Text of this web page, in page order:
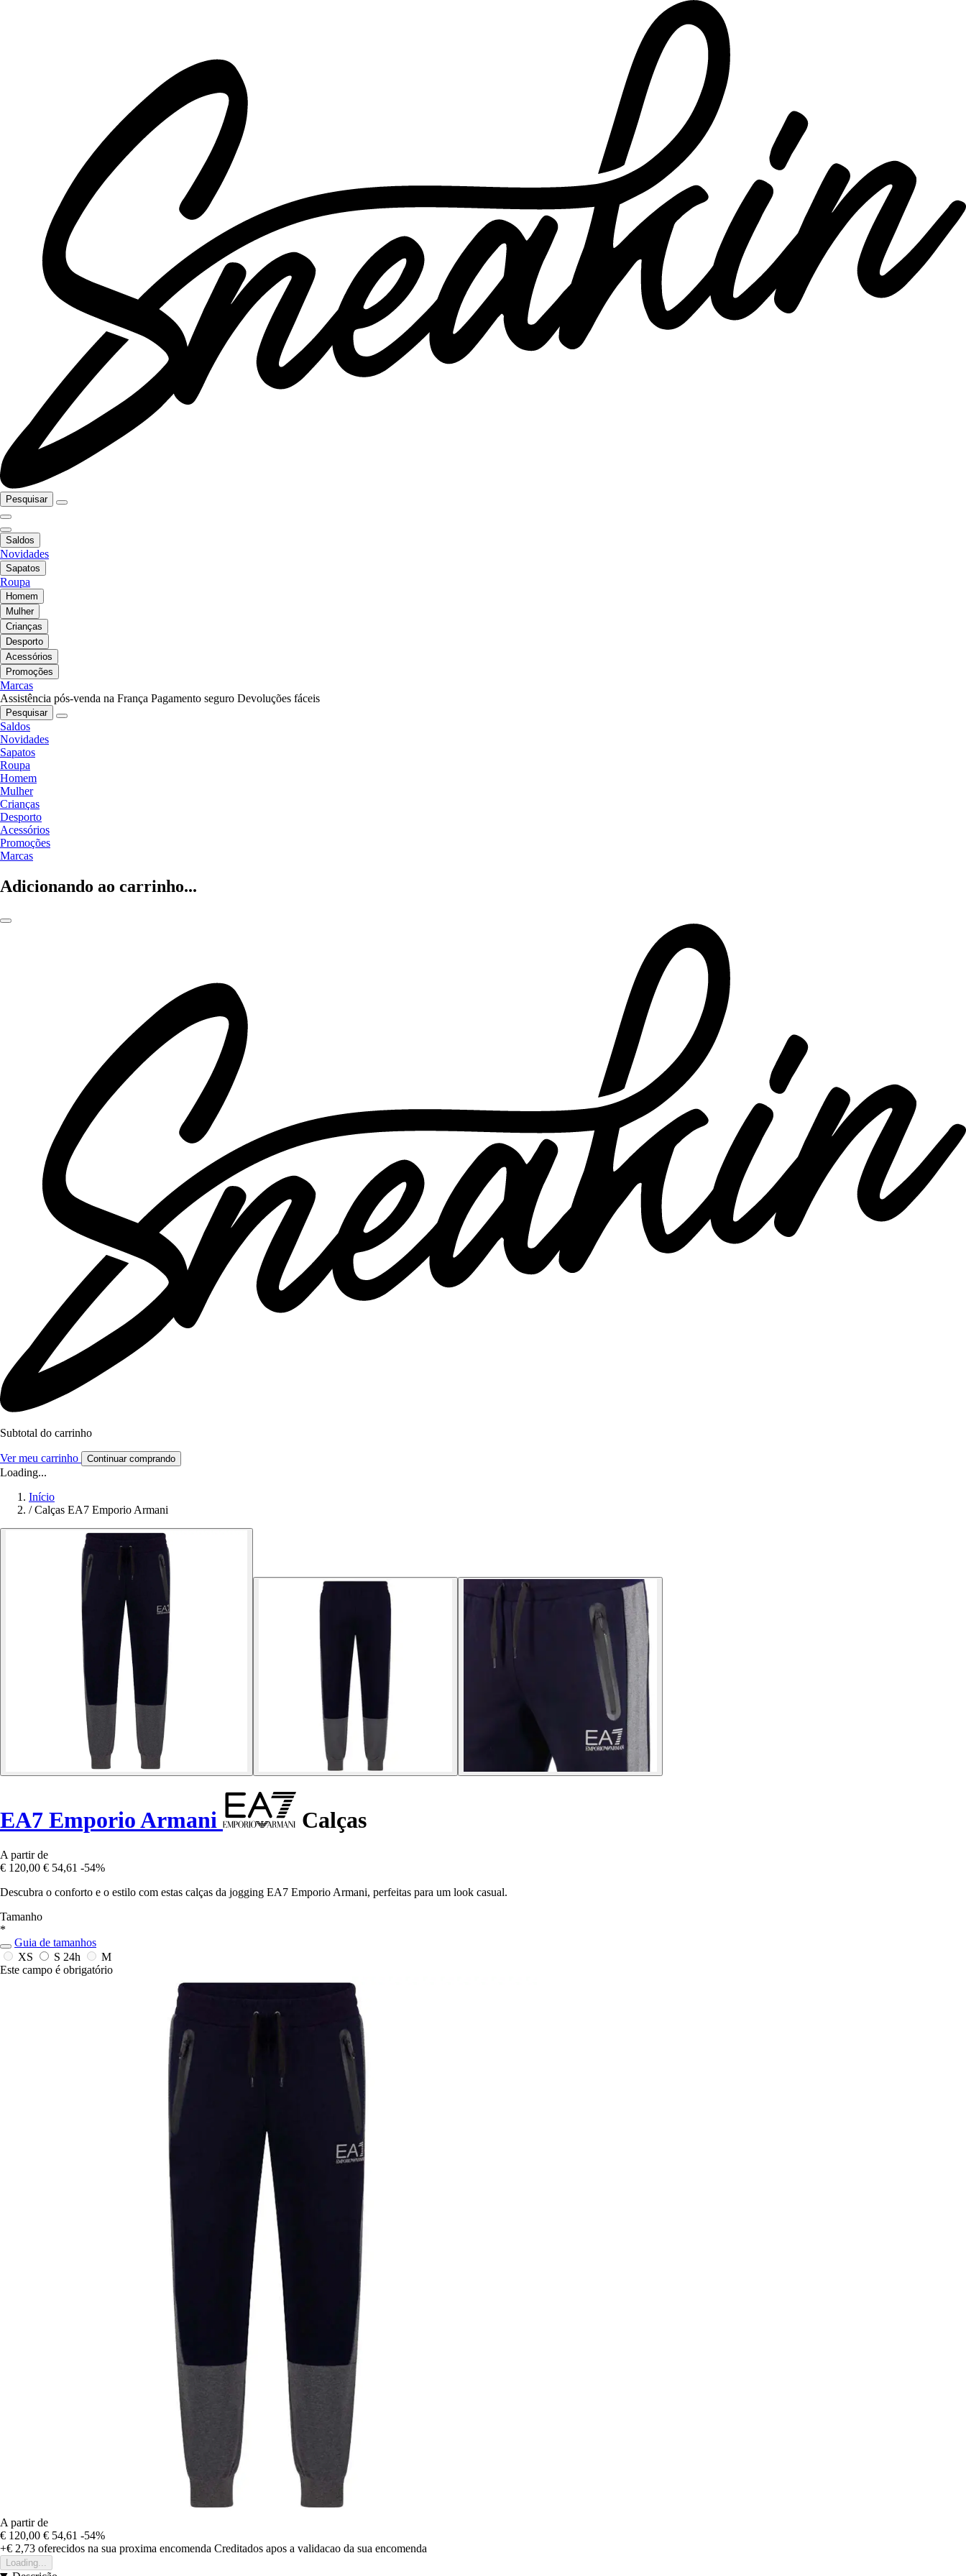
Pesquisar
Saldos
Novidades
Sapatos
Roupa
Homem
Mulher
Crianças
Desporto
Acessórios
Promoções
Marcas
Assistência pós-venda na França Pagamento seguro Devoluções fáceis
Pesquisar
Saldos
Novidades
Sapatos
Roupa
Homem
Mulher
Crianças
Desporto
Acessórios
Promoções
Marcas
Adicionando ao carrinho...
Subtotal do carrinho
Ver meu carrinho Continuar comprando
Loading...
Início
/ Calças EA7 Emporio Armani
EA7 Emporio Armani Calças
A partir de
€ 120,00 € 54,61 -54%
Descubra o conforto e o estilo com estas calças da jogging EA7 Emporio Armani, perfeitas para um look casual.
Tamanho
*
Guia de tamanhos
XS
S 24h
M
Este campo é obrigatório
A partir de
€ 120,00 € 54,61 -54%
+€ 2,73 oferecidos na sua proxima encomenda Creditados apos a validacao da sua encomenda
Loading...